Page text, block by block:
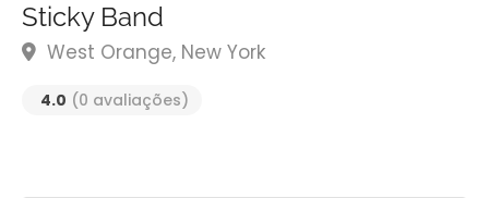
Sticky Band
West Orange, New York
4.0 (0 avaliações)